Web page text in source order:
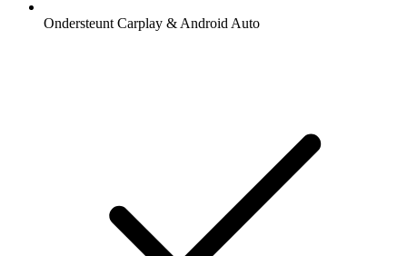
Ondersteunt Carplay & Android Auto